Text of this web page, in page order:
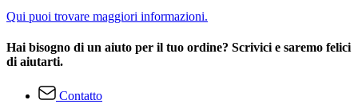
Qui puoi trovare maggiori informazioni.
Hai bisogno di un aiuto per il tuo ordine? Scrivici e saremo felici
di aiutarti.
Contatto